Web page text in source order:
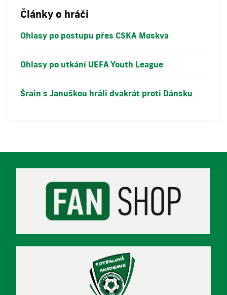
Články o hráči
Ohlasy po postupu přes CSKA Moskva
Ohlasy po utkání UEFA Youth League
Šrain s Januškou hráli dvakrát proti Dánsku